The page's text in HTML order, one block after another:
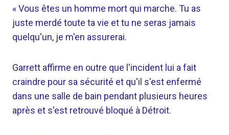
« Vous êtes un homme mort qui marche. Tu as
juste merdé toute ta vie et tu ne seras jamais
quelqu'un, je m'en assurerai.
Garrett affirme en outre que l'incident lui a fait
craindre pour sa sécurité et qu'il s'est enfermé
dans une salle de bain pendant plusieurs heures
après et s'est retrouvé bloqué à Détroit.